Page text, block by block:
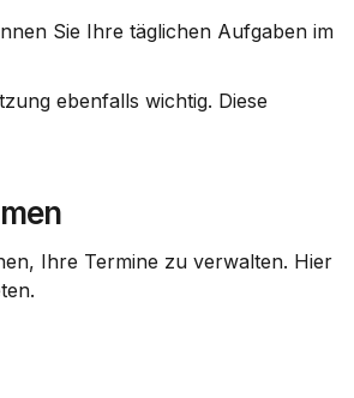
Sie Ihre täglichen Aufgaben im
ebenfalls wichtig. Diese
Ihre Termine zu verwalten. Hier